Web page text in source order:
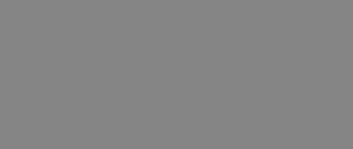
με τον τρόπο
χρήστης
ιστότοπο και
που μπορεί να
χρήστης πριν
τη
και τις
με την